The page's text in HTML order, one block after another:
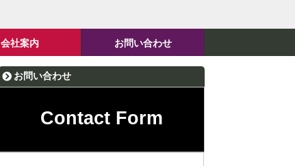
会社案内 お問い合わせ
お問い合わせ
Contact Form